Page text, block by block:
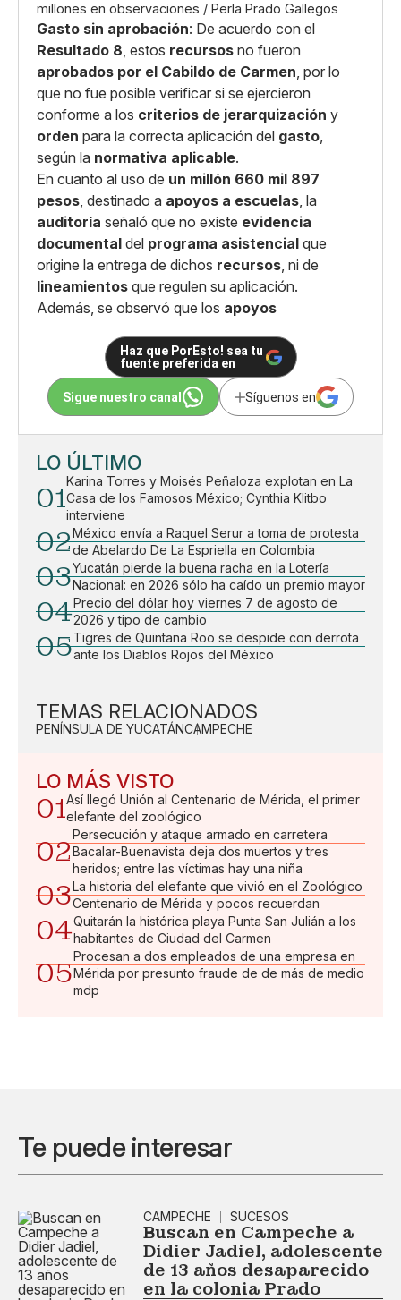
millones en observaciones / Perla Prado Gallegos
Gasto sin aprobación: De acuerdo con el
Resultado 8, estos recursos no fueron
aprobados por el Cabildo de Carmen, por lo
que no fue posible verificar si se ejercieron
conforme a los criterios de jerarquización y
orden para la correcta aplicación del gasto,
según la normativa aplicable.
En cuanto al uso de un millón 660 mil 897
pesos, destinado a apoyos a escuelas, la
auditoría señaló que no existe evidencia
documental del programa asistencial que
origine la entrega de dichos recursos, ni de
lineamientos que regulen su aplicación.
Además, se observó que los apoyos
Haz que PorEsto! sea tu
fuente preferida en
Sigue nuestro canal Síguenos en
LO ÚLTIMO
01
Karina Torres y Moisés Peñaloza explotan en La
Casa de los Famosos México; Cynthia Klitbo
interviene
02México envía a Raquel Serur a toma de protesta
de Abelardo De La Espriella en Colombia
03Yucatán pierde la buena racha en la Lotería
Nacional: en 2026 sólo ha caído un premio mayor
04Precio del dólar hoy viernes 7 de agosto de
2026 y tipo de cambio
05Tigres de Quintana Roo se despide con derrota
ante los Diablos Rojos del México
TEMAS RELACIONADOS
PENÍNSULA DE YUCATÁNCAMPECHE
LO MÁS VISTO
01Así llegó Unión al Centenario de Mérida, el primer
elefante del zoológico
02
Persecución y ataque armado en carretera
Bacalar-Buenavista deja dos muertos y tres
heridos; entre las víctimas hay una niña
03La historia del elefante que vivió en el Zoológico
Centenario de Mérida y pocos recuerdan
04Quitarán la histórica playa Punta San Julián a los
habitantes de Ciudad del Carmen
05
Procesan a dos empleados de una empresa en
Mérida por presunto fraude de de más de medio
mdp
Te puede interesar
CAMPECHE SUCESOS
Buscan en Campeche a
Didier Jadiel, adolescente
de 13 años desaparecido
en la colonia Prado